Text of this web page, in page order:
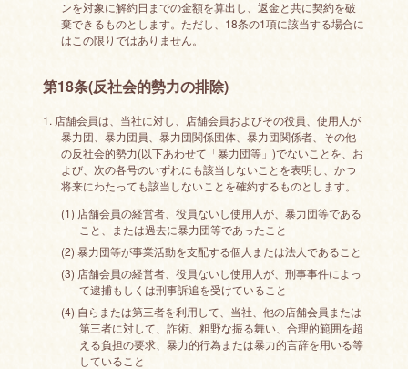
ンを対象に解約日までの金額を算出し、返金と共に契約を破
棄できるものとします。ただし、18条の1項に該当する場合に
はこの限りではありません。
第18条(反社会的勢力の排除)
1. 店舗会員は、当社に対し、店舗会員およびその役員、使用人が
暴力団、暴力団員、暴力団関係団体、暴力団関係者、その他
の反社会的勢力(以下あわせて「暴力団等」)でないことを、お
よび、次の各号のいずれにも該当しないことを表明し、かつ
将来にわたっても該当しないことを確約するものとします。
(1) 店舗会員の経営者、役員ないし使用人が、暴力団等である
こと、または過去に暴力団等であったこと
(2) 暴力団等が事業活動を支配する個人または法人であること
(3) 店舗会員の経営者、役員ないし使用人が、刑事事件によっ
て逮捕もしくは刑事訴追を受けていること
(4) 自らまたは第三者を利用して、当社、他の店舗会員または
第三者に対して、詐術、粗野な振る舞い、合理的範囲を超
える負担の要求、暴力的行為または暴力的言辞を用いる等
していること